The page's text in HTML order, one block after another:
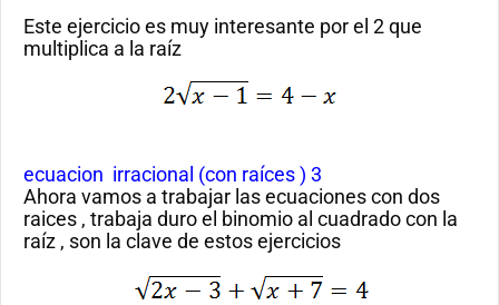
Este ejercicio es muy interesante por el 2 que
multiplica a la raíz
ecuacion irracional (con raíces ) 3
Ahora vamos a trabajar las ecuaciones con dos
raices , trabaja duro el binomio al cuadrado con la
raíz , son la clave de estos ejercicios